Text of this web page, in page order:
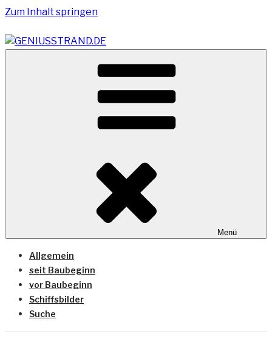
Zum Inhalt springen
GENIUSSTRAND.DE
Vom Geniusstrand zum JadeWeserPort/Container
Terminal Wilhelmshaven
Menü
Allgemein
seit Baubeginn
vor Baubeginn
Schiffsbilder
Suche